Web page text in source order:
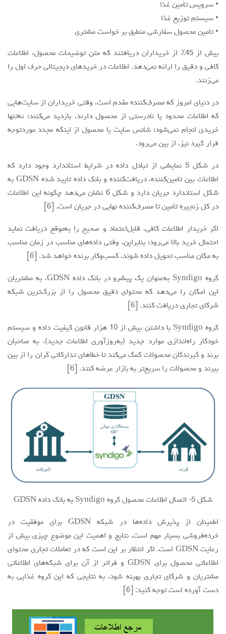
• سرویس تأمین غذا
• سیستم توزیع غذا
‌• تأمین محصول سفارشی منطبق بر خواست مشتری
بیش از 45٪ از خریداران دریافتند که متن توضیحات محصول، اطلاعات
کافی و دقیق را ارائه نمی‌دهد. اطلاعات در خریدهای دیجیتالی حرف اول را
می‌زنند.
در دنیای امروز که مصرف‌کننده مقدم است، وقتی خریداران از سایت‌هایی
که اطلاعات محدود یا نادرستی از محصول دارند، بازدید می‌کنند؛ نه‌تنها
خریدی انجام نمی‌شود؛ شانس سایت یا محصول از اینکه مجدد موردتوجه
قرار گیرد نیز، از بین می‌رود.
در شکل 5 نمایشی از تبادل داده در شرایط استاندارد وجود دارد که
اطلاعات بین تأمین‌کننده، دریافت‌کننده و بانک داده تأیید شده GDSN به
شکل استاندارد جریان دارد و شکل 6 نشان می‌دهد چگونه این اطلاعات
در کل زنجیره تأمین تا مصرف‌کننده نهایی در جریان است. [6]
اگر خریدار اطلاعات کافی، قابل‌اعتماد و صحیح را به‌موقع دریافت نماید
احتمال خرید بالا می‌رود؛ بنابراین، وقتی داده‌های مناسب در زمان مناسب
به مکان مناسب تحویل داده شوند، کسب‌وکار برنده خواهد شد. [6]
گروه Syndigo به‌عنوان یک پیشرو در بانک داده GDSN، به مشتریان
این امکان را می‌دهد که محتوای دقیق محصول را از بزرگ‌ترین شبکه
شرکای تجاری دریافت کنند. [6]
گروه Syndigo با داشتن بیش از 10 هزار قانون کیفیت داده و سیستم
خودکار راه‌اندازی موارد جدید (به‌روزآوری اطلاعات جدید)، به صاحبان
برند و گیرندگان محصولات کمک می‌کند تا خطاهای تدارکاتی گران را از بین
ببرند و محصولات را سریع‌تر به بازار عرضه کنند. [6]
شکل 5- اتصال اطلاعات محصول گروه Syndigo به بانک داده GDSN
اطمینان از پذیرش داده‌ها در شبکه GDSN برای موفقیت در
خرده‌فروشی بسیار مهم است، نتایج و اهمیت این موضوع چیزی بیش از
رعایت GDSN است. اگر انتظار بر این است که در تعاملات تجاری محتوای
اطلاعاتی محصول برای GDSN و فراتر از آن برای شبکه‌های اطلاعاتی
مشتریان و شرکای تجاری بهینه شود، به نتایجی که این گروه غذایی به
دست آورده است توجه کنید: [6]